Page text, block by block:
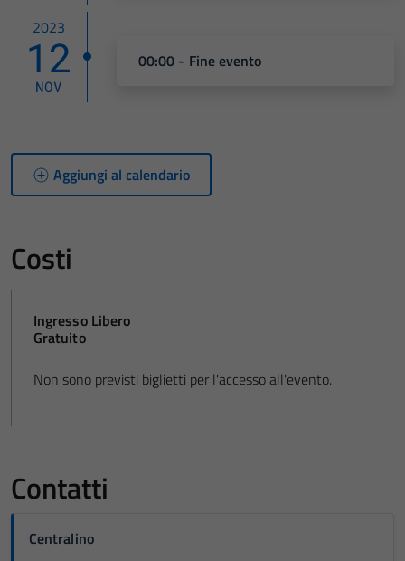
2023
12
NOV
00:00 - Fine evento
Aggiungi al calendario
Costi
Ingresso Libero
Gratuito
Non sono previsti biglietti per l'accesso all'evento.
Contatti
Centralino